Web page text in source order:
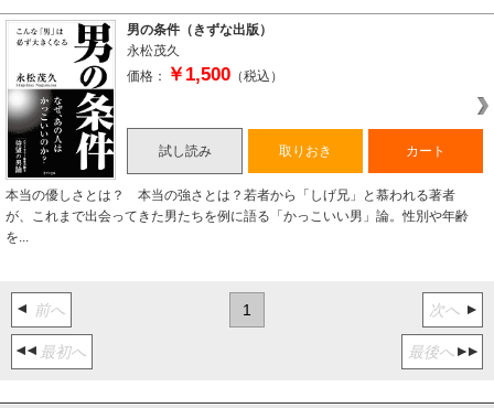
男の条件（きずな出版）
永松茂久
価格：
￥1,500 （税込）
試し読み 取りおき カート
本当の優しさとは？ 本当の強さとは？若者から「しげ兄」と慕われる著者
が、これまで出会ってきた男たちを例に語る「かっこいい男」論。性別や年齢
を...
最初へ
前へ 1 次へ
最後へ